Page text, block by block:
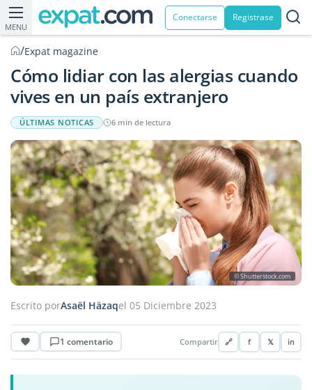
MENU
Conectarse Registrase
/Expat magazine
Cómo lidiar con las alergias cuando
vives en un país extranjero
ÚLTIMAS NOTICAS 6 min de lectura
© Shutterstock.com
Escrito porAsaël Häzaqel 05 Diciembre 2023
1 comentario Compartir 🔗 f 𝕏 in